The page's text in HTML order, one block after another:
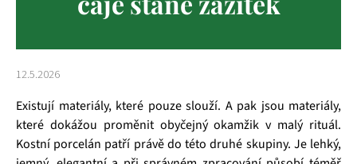
12.5.2026
Existují materiály, které pouze slouží. A pak jsou materiály,
které dokážou proměnit obyčejný okamžik v malý rituál.
Kostní porcelán patří právě do této druhé skupiny. Je lehký,